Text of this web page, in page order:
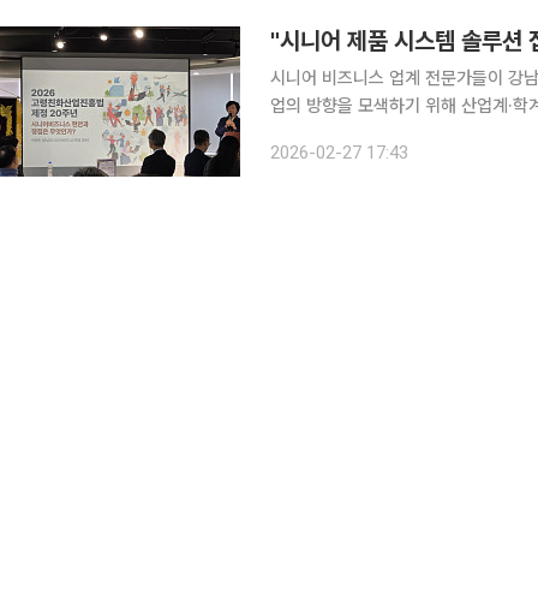
"시니어 제품 시스템 솔루션
시니어 비즈니스 업계 전문가들이 강
업의 방향을 모색하기 위해 산업계·학계·
씨와 강남대학교 시니어비즈니스학
2026-02-27 17:43